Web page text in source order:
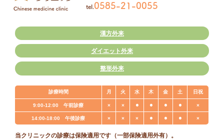
漢方外来
ダイエット外来
整形外来
tel. 0585-21-0055
診療時間 月 火 水 木 金 土 日祝
9:00-12:00 午前診療 × × ⚫︎ ⚫︎ ⚫︎ ⚫︎ ×
14:00-18:00 午後診療 × × × ⚫︎ ⚫︎ ⚫︎ ×
当クリニックの診療は保険適用です（一部保険適用外有）。